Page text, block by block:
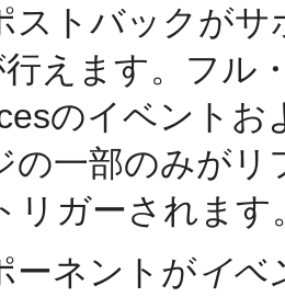
ストバックが
えます。フル
のイベント
の一部のみが
リガーされます
ーネントがイベ